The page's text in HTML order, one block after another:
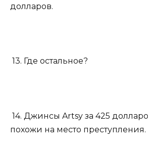
долларов.
13. Где остальное?
14. Джинсы Artsy за 425
похожи на место преступления.